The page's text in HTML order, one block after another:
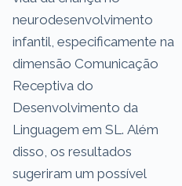
neurodesenvolvimento
infantil, especificamente na
dimensão Comunicação
Receptiva do
Desenvolvimento da
Linguagem em SL. Além
disso, os resultados
sugeriram um possível